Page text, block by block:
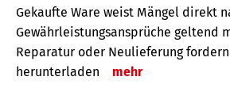
Gekaufte Ware weist Mängel direkt
Gewährleistungsansprüche geltend
Reparatur oder Neulieferung
herunterladen
mehr